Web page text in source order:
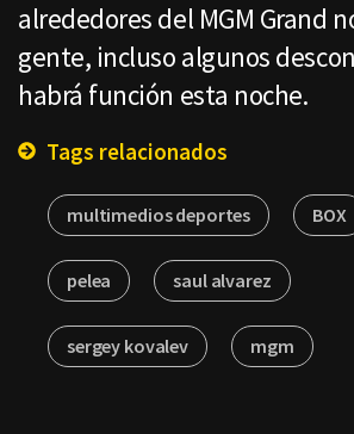
alrededores del MGM Grand
gente, incluso algunos
habrá función esta noche.
Tags relacionados
multimedios deportes BOX
pelea saul alvarez
sergey kovalev mgm